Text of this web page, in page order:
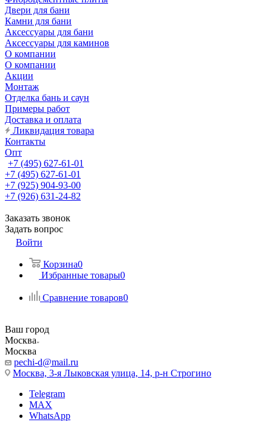
Двери для бани
Камни для бани
Аксессуары для бани
Аксессуары для каминов
О компании
О компании
Акции
Монтаж
Отделка бань и саун
Примеры работ
Доставка и оплата
Ликвидация товара
Контакты
Опт
+7 (495) 627-61-01
+7 (495) 627-61-01
+7 (925) 904-93-00
+7 (926) 631-24-82
Заказать звонок
Задать вопрос
Войти
Корзина0
Избранные товары0
Сравнение товаров0
Ваш город
Москва
Москва
pechi-d@mail.ru
Москва, 3-я Лыковская улица, 14, р-н Строгино
Telegram
MAX
WhatsApp